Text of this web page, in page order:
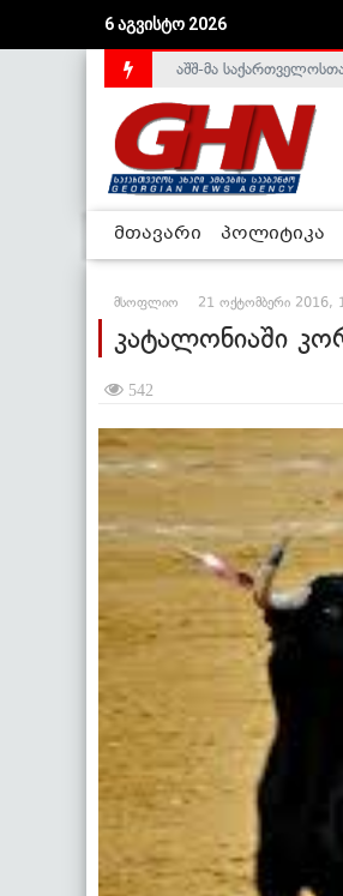
6 აგვისტო 2026
საქართველოს დე-
აშშ-მა
მთავარი პოლიტიკა
მსოფლიო 21 ოქტომბერი 2016,
კატალონიაში
542